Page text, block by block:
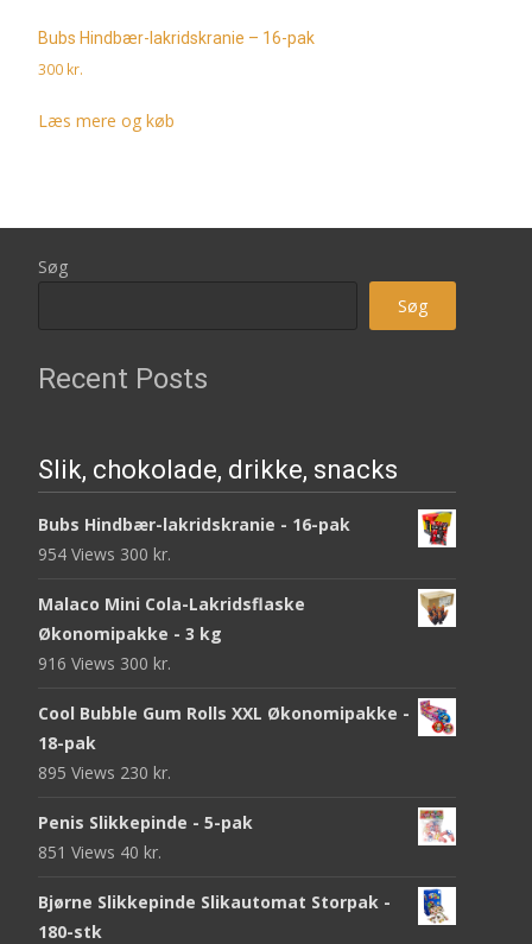
Bubs Hindbær-lakridskranie – 16-pak
300 kr.
Læs mere og køb
Søg
Søg
Recent Posts
Slik, chokolade, drikke, snacks
Bubs Hindbær-lakridskranie - 16-pak
954 Views 300 kr.
Malaco Mini Cola-Lakridsflaske
Økonomipakke - 3 kg
916 Views 300 kr.
Cool Bubble Gum Rolls XXL Økonomipakke -
18-pak
895 Views 230 kr.
Penis Slikkepinde - 5-pak
851 Views 40 kr.
Bjørne Slikkepinde Slikautomat Storpak -
180-stk